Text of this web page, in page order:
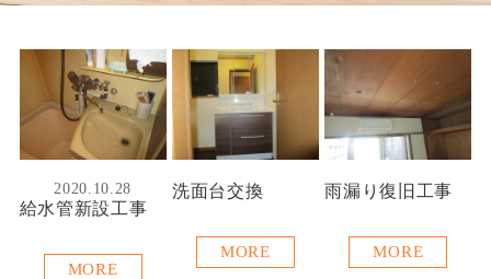
2020.10.28
給水管新設工事
MORE
洗面台交換
MORE
雨漏り復旧工事
MORE